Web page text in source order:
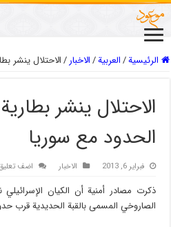
الرئيسية/العربیة/الاخبار/الاحتلال ينشر
الاحتلال ينشر
الحدود مع سوريا
فبراير 6, 2013 الاخبار اضف
ذكرت مصادر أمنية أن الكيان
الصاروخي المسمى بالقبة الحديدية قرب